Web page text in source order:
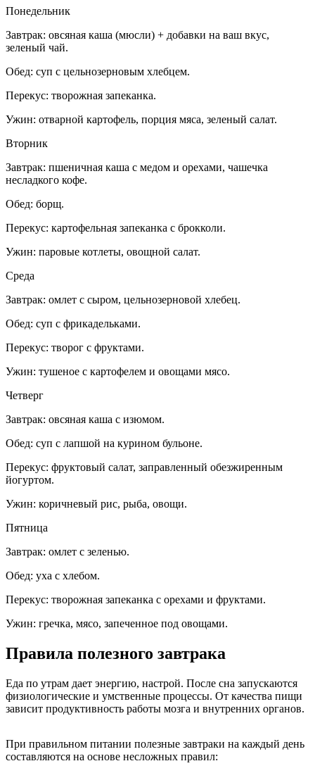
Понедельник
Завтрак: овсяная каша (мюсли) + добавки на ваш вкус,
зеленый чай.
Обед: суп с цельнозерновым хлебцем.
Перекус: творожная запеканка.
Ужин: отварной картофель, порция мяса, зеленый салат.
Вторник
Завтрак: пшеничная каша с медом и орехами, чашечка
несладкого кофе.
Обед: борщ.
Перекус: картофельная запеканка с брокколи.
Ужин: паровые котлеты, овощной салат.
Среда
Завтрак: омлет с сыром, цельнозерновой хлебец.
Обед: суп с фрикадельками.
Перекус: творог с фруктами.
Ужин: тушеное с картофелем и овощами мясо.
Четверг
Завтрак: овсяная каша с изюмом.
Обед: суп с лапшой на курином бульоне.
Перекус: фруктовый салат, заправленный обезжиренным
йогуртом.
Ужин: коричневый рис, рыба, овощи.
Пятница
Завтрак: омлет с зеленью.
Обед: уха с хлебом.
Перекус: творожная запеканка с орехами и фруктами.
Ужин: гречка, мясо, запеченное под овощами.
Правила полезного завтрака
Еда по утрам дает энергию, настрой. После сна запускаются
физиологические и умственные процессы. От качества пищи
зависит продуктивность работы мозга и внутренних органов.
При правильном питании полезные завтраки на каждый день
составляются на основе несложных правил: